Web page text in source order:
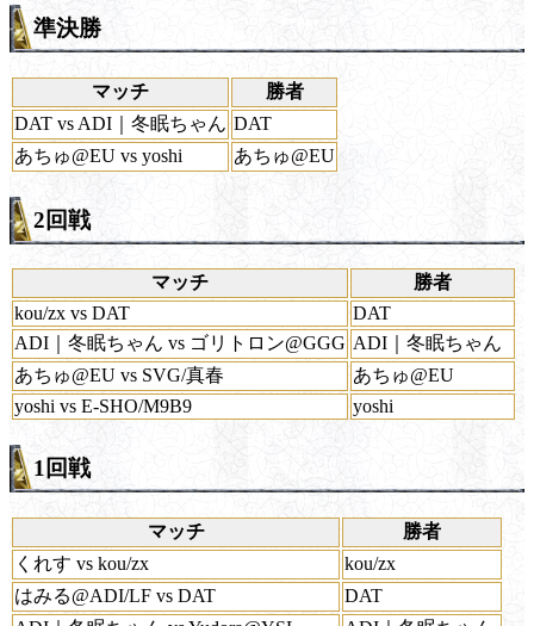
準決勝
マッチ
勝者
DAT vs ADI｜冬眠ちゃん DAT
あちゅ@EU vs yoshi
あちゅ@EU
2回戦
マッチ
勝者
kou/zx vs DAT
DAT
ADI｜冬眠ちゃん vs ゴリトロン@GGG ADI｜冬眠ちゃん
あちゅ@EU vs SVG/真春
あちゅ@EU
yoshi vs E-SHO/M9B9
yoshi
1回戦
マッチ
勝者
くれす vs kou/zx
kou/zx
はみる@ADI/LF vs DAT
DAT